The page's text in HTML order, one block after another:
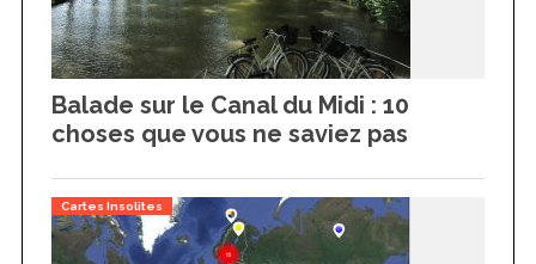
Balade sur le Canal du Midi : 10
choses que vous ne saviez pas
Cartes Insolites